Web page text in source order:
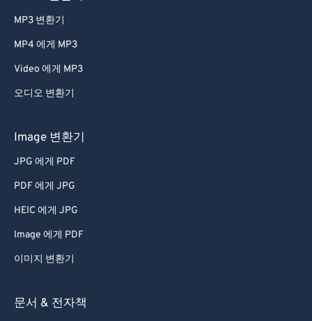
MP3 변환기
MP4 에게 MP3
Video 에게 MP3
오디오 변환기
Image 변환기
JPG 에게 PDF
PDF 에게 JPG
HEIC 에게 JPG
Image 에게 PDF
이미지 변환기
문서 & 전자책